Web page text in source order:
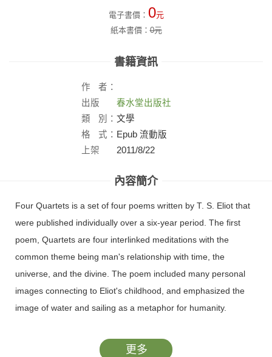
電子書價： 0元
紙本書價：0元
書籍資訊
作
者：
出版
社：
春水堂出版社
類
別： 文學
格
式： Epub 流動版
上架
2011/8/22
內容簡介
Four Quartets is a set of four poems written by T. S. Eliot that
were published individually over a six-year period. The first
poem, Quartets are four interlinked meditations with the
common theme being man's relationship with time, the
universe, and the divine. The poem included many personal
images connecting to Eliot's childhood, and emphasized the
image of water and sailing as a metaphor for humanity.
更多